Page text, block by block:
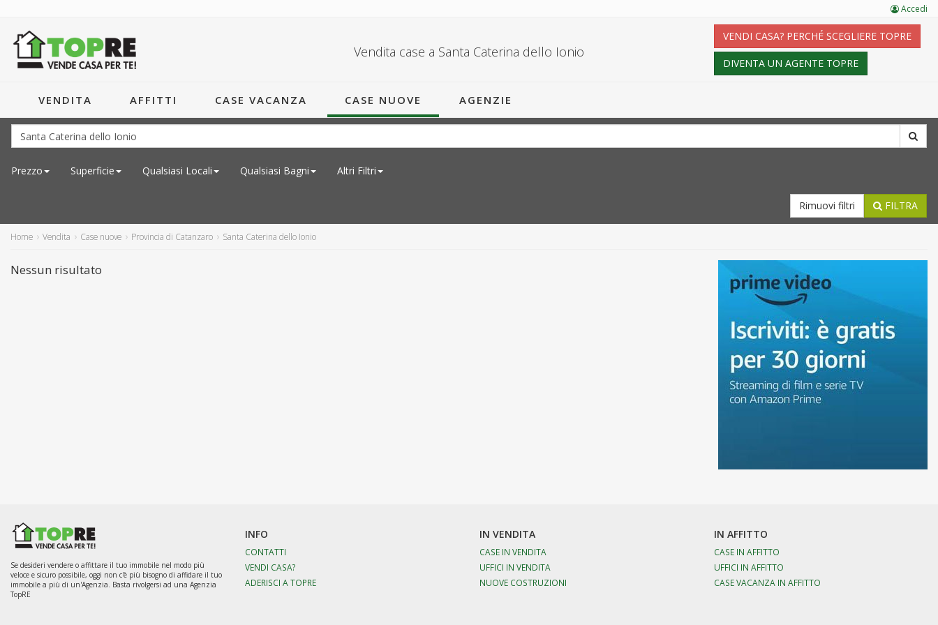
Vendita case a Santa Caterina dello Ionio
VENDI CASA? PERCHÉ SCEGLIERE TOPRE
DIVENTA UN AGENTE TOPRE
VENDITA AFFITTI CASE VACANZA CASE NUOVE AGENZIE
Prezzo Superficie Qualsiasi Locali Qualsiasi Bagni Altri Filtri
FILTRA
Rimuovi filtri
Home Vendita Case nuove Provincia di Catanzaro Santa Caterina dello Ionio
Nessun risultato
Se desideri vendere o affittare il tuo immobile nel modo più
veloce e sicuro possibile, oggi non c'è più bisogno di affidare il tuo
immobile a più di un'Agenzia. Basta rivolgersi ad una Agenzia
TopRE
INFO
CONTATTI
VENDI CASA?
ADERISCI A TOPRE
IN VENDITA
CASE IN VENDITA
UFFICI IN VENDITA
NUOVE COSTRUZIONI
IN AFFITTO
CASE IN AFFITTO
UFFICI IN AFFITTO
CASE VACANZA IN AFFITTO
Accedi